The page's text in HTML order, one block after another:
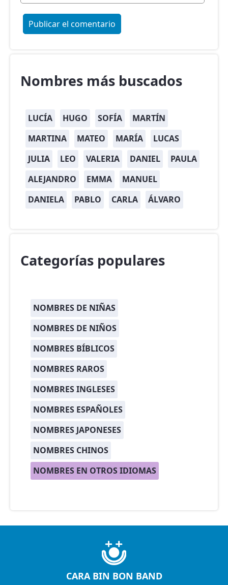
Nombres más buscados
LUCÍA HUGO SOFÍA
MARTÍN
MARTINA
MATEO MARÍA
LUCAS
JULIA
LEO VALERIA DANIEL
PAULA
ALEJANDRO
EMMA
MANUEL
DANIELA
PABLO CARLA ÁLVARO
Categorías populares
NOMBRES DE NIÑAS
NOMBRES DE NIÑOS
NOMBRES BÍBLICOS
NOMBRES RAROS
NOMBRES INGLESES
NOMBRES ESPAÑOLES
NOMBRES JAPONESES
NOMBRES CHINOS
NOMBRES EN OTROS IDIOMAS
CARA BIN BON BAND